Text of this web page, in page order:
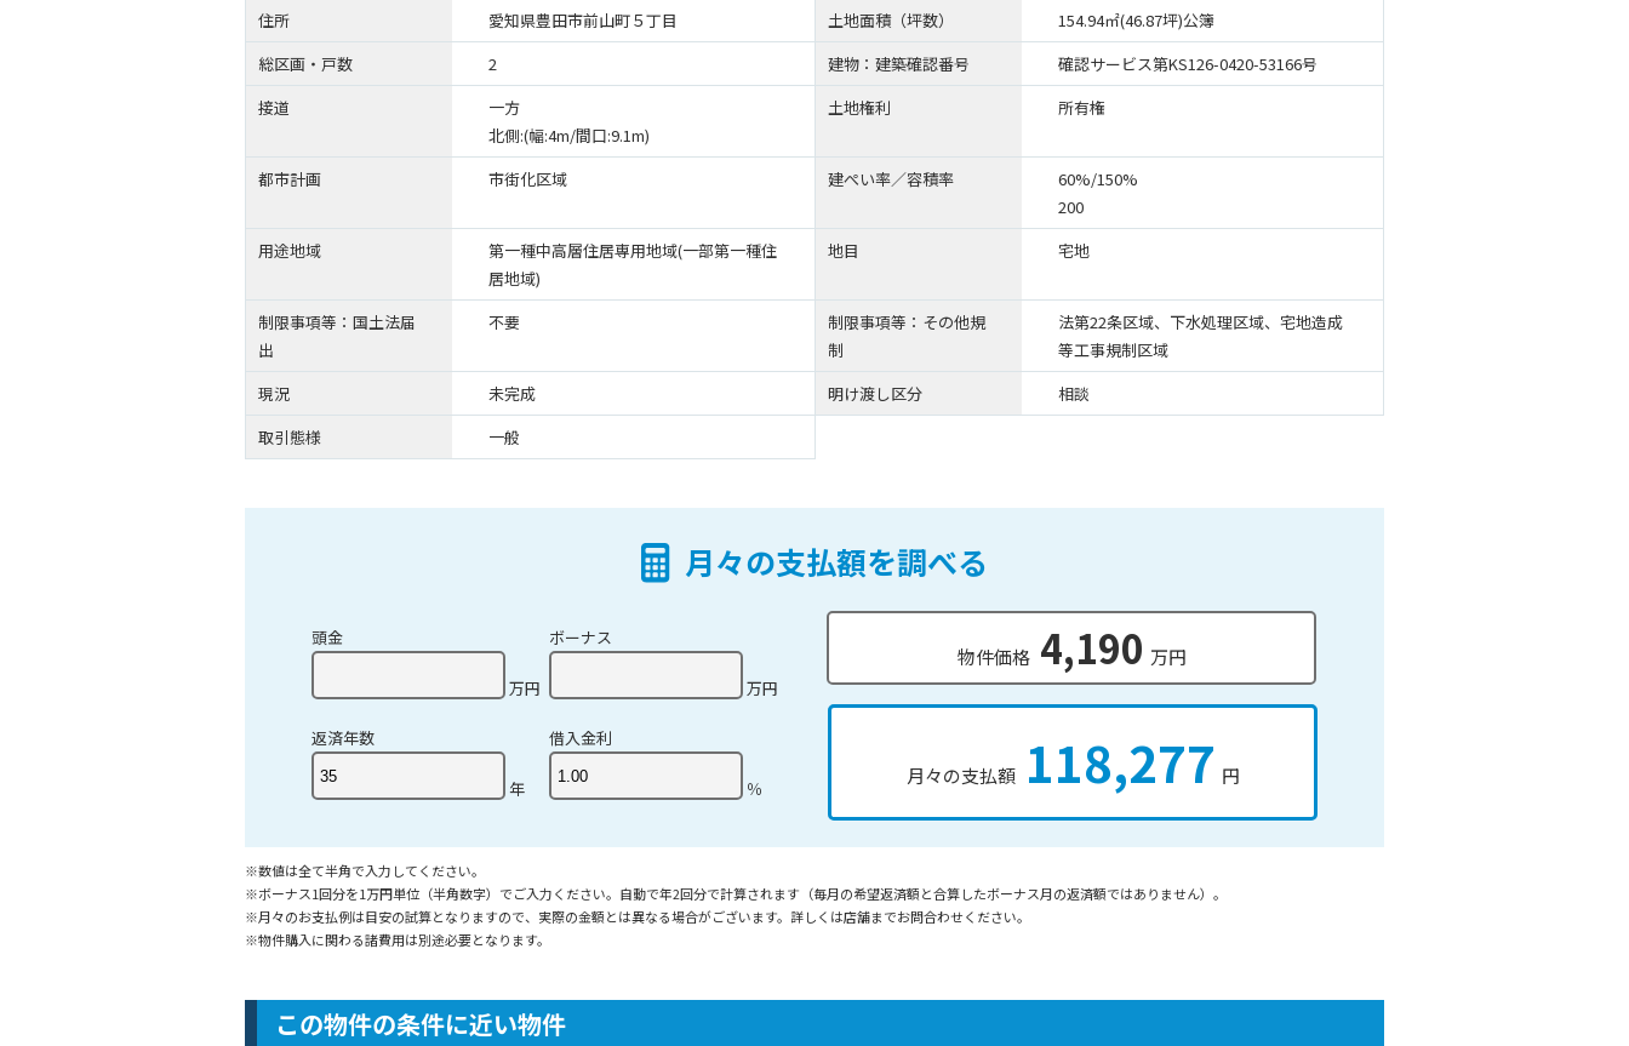
住所 愛知県豊田市前山町５丁目 土地面積（坪数）
154.94㎡(46.87坪)公簿
総区画・戸数
2 建物：建築確認番号
確認サービス第KS126-0420-53166号
接道
一方
北側:(幅:4m/間口:9.1m)
土地権利 所有権
都市計画 市街化区域 建ぺい率／容積率
60%/150%
200
用途地域
第一種中高層住居専用地域(一部第一種住
居地域)
地目 宅地
制限事項等：国土法届
出
不要
制限事項等：その他規
制
法第22条区域、下水処理区域、宅地造成
等工事規制区域
現況
未完成 明け渡し区分
相談
取引態様
一般
月々の支払額を調べる
物件価格 4,190 万円
頭金
万円
ボーナス
万円
返済年数
年
借入金利
％
月々の支払額 118,277 円
※数値は全て半角で入力してください。
※ボーナス1回分を1万円単位（半角数字）でご入力ください。自動で年2回分で計算されます（毎月の希望返済額と合算したボーナス月の返済額ではありません）。
※月々のお支払例は目安の試算となりますので、実際の金額とは異なる場合がございます。詳しくは店舗までお問合わせください。
※物件購入に関わる諸費用は別途必要となります。
この物件の条件に近い物件